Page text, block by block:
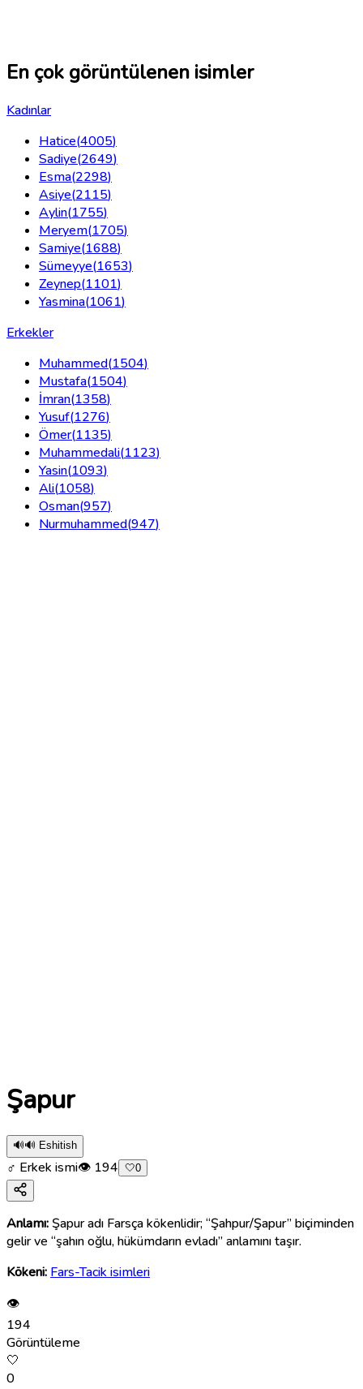
En çok görüntülenen isimler
Kadınlar
Hatice(4005)
Sadiye(2649)
Esma(2298)
Asiye(2115)
Aylin(1755)
Meryem(1705)
Samiye(1688)
Sümeyye(1653)
Zeynep(1101)
Yasmina(1061)
Erkekler
Muhammed(1504)
Mustafa(1504)
İmran(1358)
Yusuf(1276)
Ömer(1135)
Muhammedali(1123)
Yasin(1093)
Ali(1058)
Osman(957)
Nurmuhammed(947)
Şapur
🔊🔊 Eshitish
♂ Erkek ismi👁 194 🤍0
Anlamı:Şapur adı Farsça kökenlidir; “Şahpur/Şapur” biçiminden
gelir ve “şahın oğlu, hükümdarın evladı” anlamını taşır.
Kökeni: Fars-Tacik isimleri
👁
194
Görüntüleme
🤍
0